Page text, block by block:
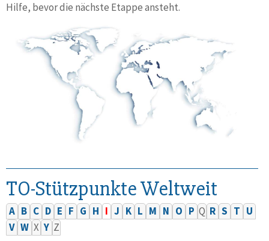
Hilfe, bevor die nächste Etappe ansteht.
TO-Stützpunkte Weltweit
A B C D E F G H I J K L M N O P Q R S T U
V W X Y Z